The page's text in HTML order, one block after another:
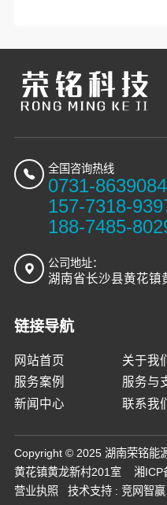
全国咨询热线
0731-
157-7318-
188-7485-
公司地址：
湖南省长沙县黄花镇
链接导航
网站首页 关于我们
服务案例
服务与
新闻中心
联系我们
Copyright © 2025 湖南荣铭能
黄花镇黄龙新村201室 湘ICP
营业执照
技术支持 : 竞网智赢